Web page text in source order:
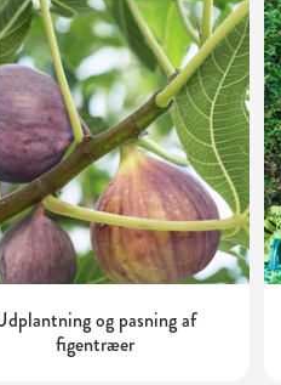
og pasning af
figentræer